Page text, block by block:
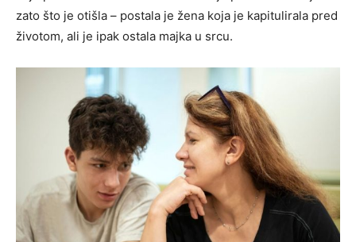
zato što je otišla – postala je žena koja je kapitulirala pred
životom, ali je ipak ostala majka u srcu.